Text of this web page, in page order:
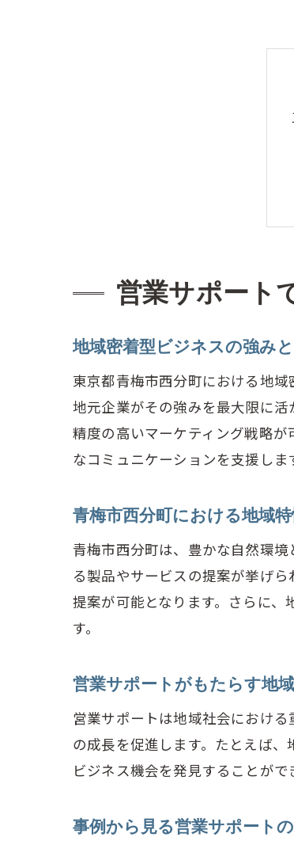
営業サポート
地域密着型ビジネスの強み
東京都青梅市西分町における地
地元企業がその強みを最大限に活
精度の高いマーケティング戦略
なコミュニケーションを支援しま
青梅市西分町における地域
青梅市西分町は、豊かな自然環
る製品やサービスの提案が挙げ
提案が可能となります。さらに
す。
営業サポートがもたらす地
営業サポートは地域社会におけ
の成長を促進します。たとえば
ビジネス機会を発見することが
事例から見る営業サポート